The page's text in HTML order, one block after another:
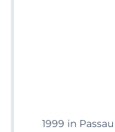
1999 in